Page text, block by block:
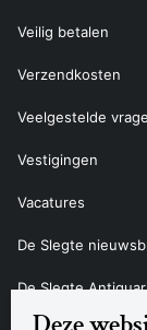
Deze
Veilig betalen
Verzendkosten
Veelgestelde
Vestigingen
Vacatures
De Slegte
De Slegte